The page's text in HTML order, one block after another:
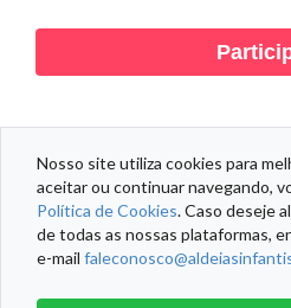
Nosso site utiliza cookies para
aceitar ou continuar navegando,
Política de Cookies. Caso deseje
de todas as nossas plataformas,
e-mail
Termos de Serviço